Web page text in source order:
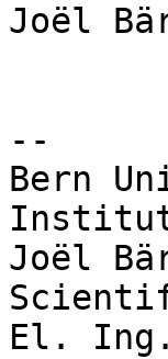
Joël
--
Bern
Joël
El. Ing.